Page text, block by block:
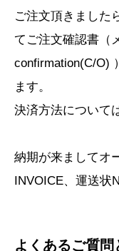
ご注文頂きました
てご注文確認書（
confirmation(C/O)
ます。
決済方法について
納期が来ましてオ
INVOICE、運送状
よくあるご質問